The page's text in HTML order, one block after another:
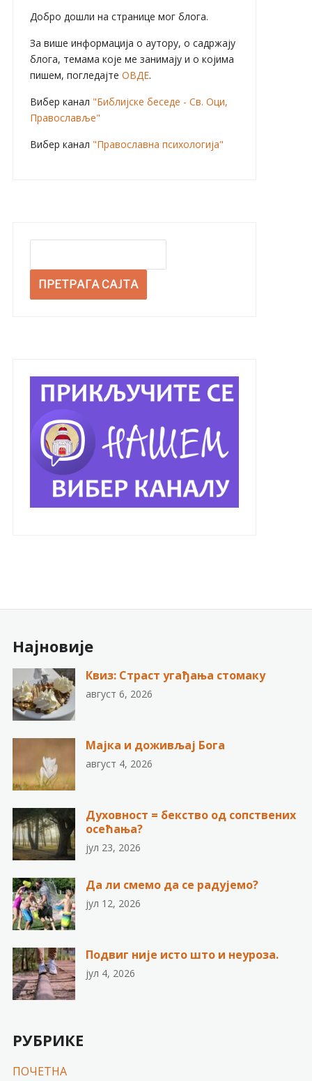
Добро дошли на странице мог блога.
За више информација о аутору, о садржају
блога, темама које ме занимају и о којима
пишем, погледајте ОВДЕ.
Вибер канал "Библијске беседе - Св. Оци,
Православље"
Вибер канал "Православна психологија"
Најновије
Квиз: Страст угађања стомаку
август 6, 2026
Мајка и доживљај Бога
август 4, 2026
Духовност = бекство од сопствених
осећања?
јул 23, 2026
Да ли смемо да се радујемо?
јул 12, 2026
Подвиг није исто што и неуроза.
јул 4, 2026
РУБРИКЕ
ПОЧЕТНА